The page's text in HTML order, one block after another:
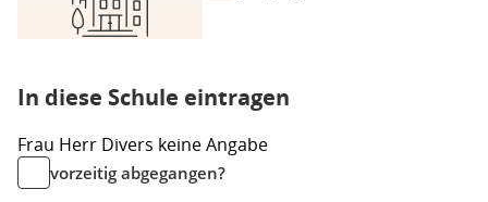
In diese Schule eintragen
Frau Herr Divers keine Angabe
vorzeitig abgegangen?